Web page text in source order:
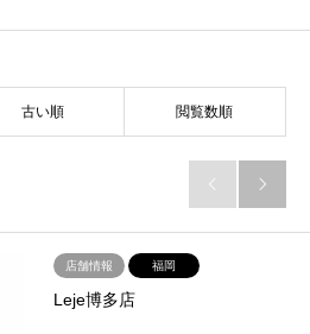
古い順 閲覧数順
 
店舗情報 福岡
Leje博多店